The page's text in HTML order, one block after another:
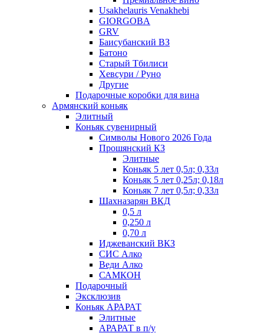
Usakhelauris Venakhebi
GIORGOBA
GRV
Баисубанский ВЗ
Батоно
Старый Тбилиси
Хевсури / Руно
Другие
Подарочные коробки для вина
Армянский коньяк
Элитный
Коньяк сувенирный
Символы Нового 2026 Года
Прошянский КЗ
Элитные
Коньяк 5 лет 0,5л; 0,33л
Коньяк 5 лет 0,25л; 0,18л
Коньяк 7 лет 0,5л; 0,33л
Шахназарян ВКД
0,5 л
0,250 л
0,70 л
Иджеванский ВКЗ
СИС Алко
Веди Алко
САМКОН
Подарочный
Эксклюзив
Коньяк АРАРАТ
Элитные
АРАРАТ в п/у